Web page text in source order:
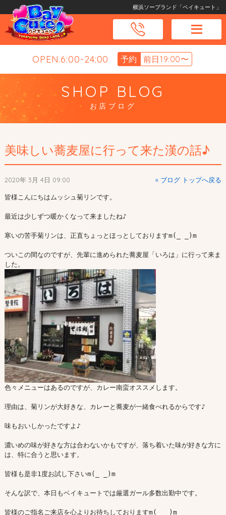
横浜ソープランド「ベイキュート」
OPEN.6:00-24:00 予約 前日19:00〜
SHOP BLOG
お店ブログ
美味しい蕎麦屋に行って来た漢の話♪
2020年 3月 4日 09:00 « ブログ トップへ戻る
皆様こんにちはムッシュ菊リンです。
最近は少しずつ暖かくなって来ましたね♪
寒いの苦手菊リンは、正直ちょっとほっとしておりますm(_ _)m
ついこの間なのですが、先輩に進められた蕎麦屋「いろは」に行って来ま
色々メニューはあるのですが、カレー南蛮オススメします。
理由は、菊リンが大好きな、カレーと蕎麦が一緒食べれるからです♪
味もおいしかったですよ♪
濃いめの味が好きな方は合わないかもですが、落ち着いた味が好きな方に
は、特に合うと思います。
皆様も是非1度お試し下さいm(_ _)m
そんな訳で、本日もベイキュートでは厳選ガール多数出勤中です。
皆様のご指名ご来店を心よりお待ちしておりますm(_ _)m